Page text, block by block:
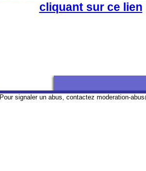
cliquant sur ce lien
Pour signaler un abus, contactez moderation-